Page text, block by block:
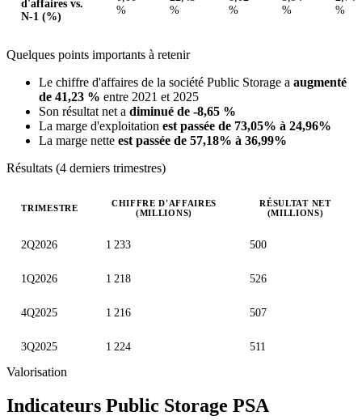
d'affaires vs.
N-1 (%)
%
%
%
%
%
Quelques points importants à retenir
Le chiffre d'affaires de la société Public Storage a augmenté
de 41,23 % entre 2021 et 2025
Son résultat net a diminué de -8,65 %
La marge d'exploitation est passée de 73,05% à 24,96%
La marge nette est passée de 57,18% à 36,99%
Résultats (4 derniers trimestres)
TRIMESTRE
CHIFFRE D'AFFAIRES
(MILLIONS)
RÉSULTAT NET
(MILLIONS)
2Q2026 1 233 500
1Q2026 1 218 526
4Q2025 1 216 507
3Q2025 1 224 511
Valorisation
Indicateurs Public Storage PSA